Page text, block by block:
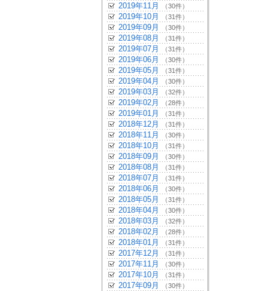
2019年11月 （30件）
2019年10月 （31件）
2019年09月 （30件）
2019年08月 （31件）
2019年07月 （31件）
2019年06月 （30件）
2019年05月 （31件）
2019年04月 （30件）
2019年03月 （32件）
2019年02月 （28件）
2019年01月 （31件）
2018年12月 （31件）
2018年11月 （30件）
2018年10月 （31件）
2018年09月 （30件）
2018年08月 （31件）
2018年07月 （31件）
2018年06月 （30件）
2018年05月 （31件）
2018年04月 （30件）
2018年03月 （32件）
2018年02月 （28件）
2018年01月 （31件）
2017年12月 （31件）
2017年11月 （30件）
2017年10月 （31件）
2017年09月 （30件）